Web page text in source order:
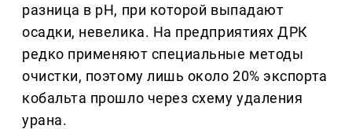
разница в pH, при которой выпадают
осадки, невелика. На предприятиях ДРК
редко применяют специальные методы
очистки, поэтому лишь около 20% экспорта
кобальта прошло через схему удаления
урана.